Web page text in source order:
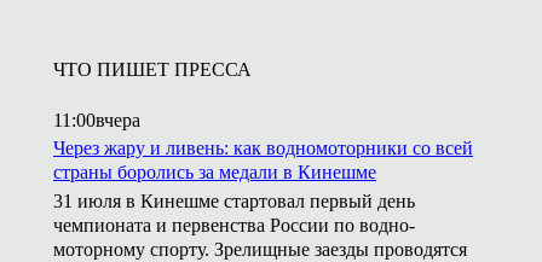
ЧТО ПИШЕТ ПРЕССА
11:00вчера
Через жару и ливень: как водномоторники со всей
страны боролись за медали в Кинешме
31 июля в Кинешме стартовал первый день
чемпионата и первенства России по водно-
моторному спорту. Зрелищные заезды проводятся